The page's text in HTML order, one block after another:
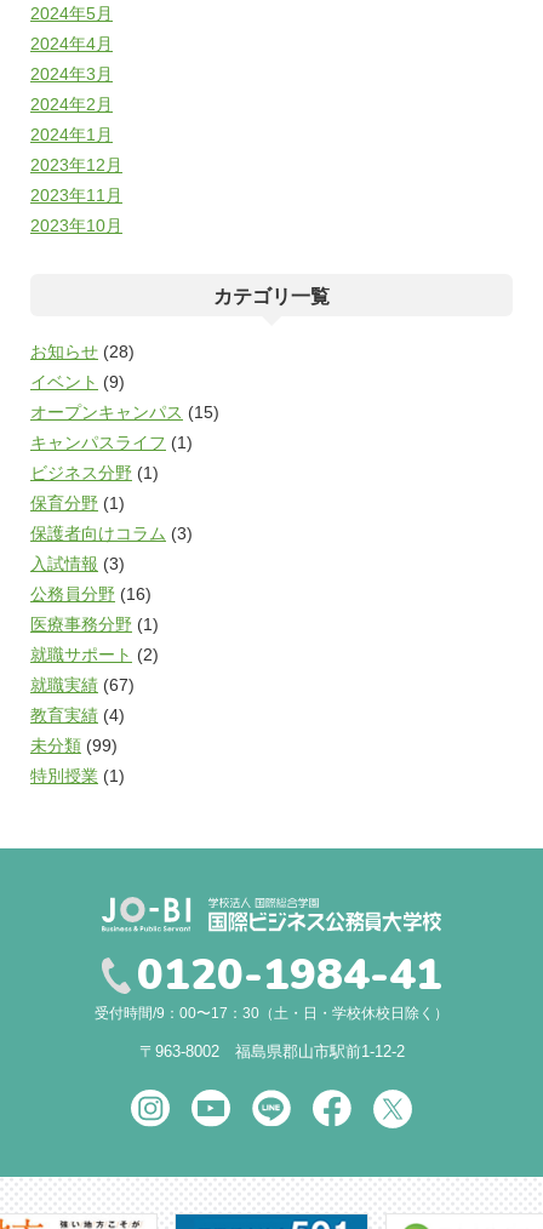
2024年5月
2024年4月
2024年3月
2024年2月
2024年1月
2023年12月
2023年11月
2023年10月
カテゴリ一覧
お知らせ (28)
イベント (9)
オープンキャンパス (15)
キャンパスライフ (1)
ビジネス分野 (1)
保育分野 (1)
保護者向けコラム (3)
入試情報 (3)
公務員分野 (16)
医療事務分野 (1)
就職サポート (2)
就職実績 (67)
教育実績 (4)
未分類 (99)
特別授業 (1)
0120-1984-41
受付時間/9：00〜17：30（土・日・学校休校日除く）
〒963-8002 福島県郡山市駅前1-12-2